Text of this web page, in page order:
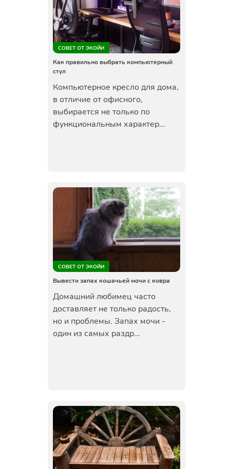
СОВЕТ ОТ ЭКОЙИ
Как правильно выбрать компьютерный
стул
Компьютерное кресло для дома,
в отличие от офисного,
выбирается не только по
функциональным характер...
СОВЕТ ОТ ЭКОЙИ
Вывести запах кошачьей мочи с ковра
Домашний любимец часто
доставляет не только радость,
но и проблемы. Запах мочи -
один из самых раздр...